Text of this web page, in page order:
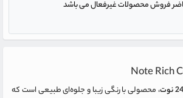
فروش محصولات غیرفعال می باشد
Note Rich
، محصولی با رنگی زیبا و جلوه‌ای طبیعی است که